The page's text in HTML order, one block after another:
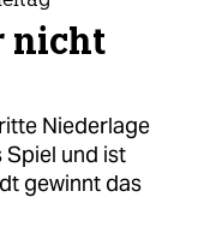
nicht
Niederlage
und ist
gewinnt das